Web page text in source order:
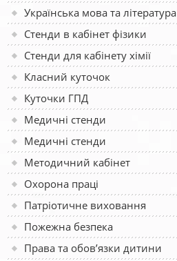
Українська мова та література
Стенди в кабінет фізики
Стенди для кабінету хімії
Класний куточок
Куточки ГПД
Медичні стенди
Медичні стенди
Методичний кабінет
Охорона праці
Патріотичне виховання
Пожежна безпека
Права та обов’язки дитини